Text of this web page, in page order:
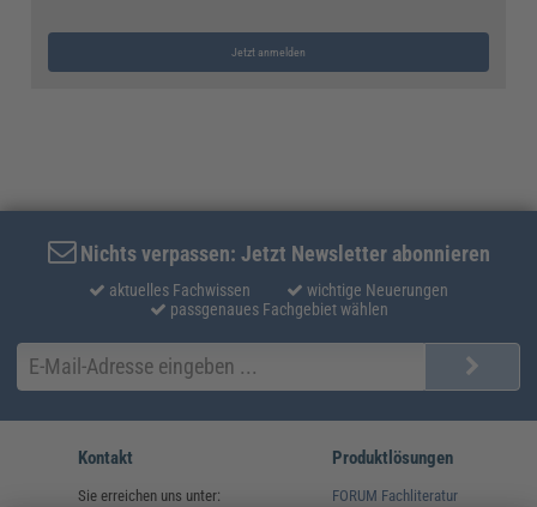
Jetzt anmelden
Nichts verpassen: Jetzt Newsletter abonnieren
aktuelles Fachwissen
wichtige Neuerungen
passgenaues Fachgebiet wählen
Kontakt
Sie erreichen uns unter:
Produktlösungen
FORUM Fachliteratur